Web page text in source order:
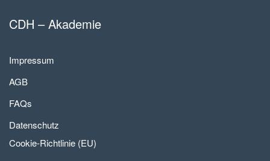
CDH – Akademie
Impressum
AGB
FAQs
Datenschutz
Cookie-Richtlinie (EU)